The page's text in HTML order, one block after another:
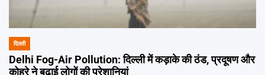
POSTED
IN
दिल्ली
Delhi Fog-Air Pollution: दिल्ली में कड़ाके की ठंड, प्रदूषण और
कोहरे ने बढ़ाई लोगों की परेशानियां